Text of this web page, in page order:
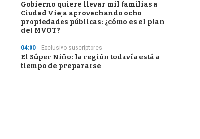
Gobierno quiere llevar mil familias a
Ciudad Vieja aprovechando ocho
propiedades públicas: ¿cómo es el plan
del MVOT?
04:00 Exclusivo suscriptores
El Súper Niño: la región todavía está a
tiempo de prepararse